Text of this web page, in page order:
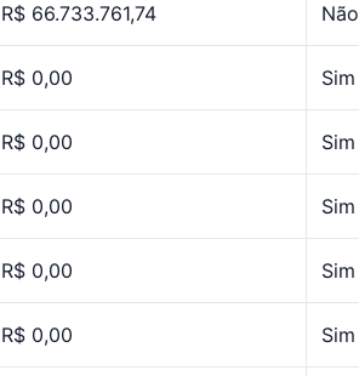
R$ 66.733.761,74 Não
R$ 0,00 Sim
R$ 0,00 Sim
R$ 0,00 Sim
R$ 0,00 Sim
R$ 0,00 Sim